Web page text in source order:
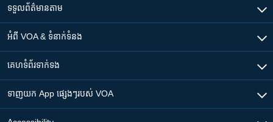
ទទួល​ព័ត៌មាន​តាម
អំពី​ VOA & ទំនាក់ទំនង
គេហទំព័រ​​ទាក់ទង
ទាញយក​ App ផ្សេងៗ​របស់​ VOA